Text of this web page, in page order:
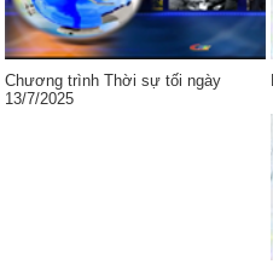
Chương trình Thời sự tối ngày
13/7/2025